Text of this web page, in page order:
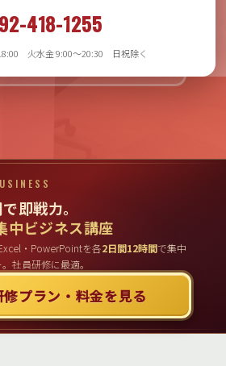
418-1255
火水金 9:00〜20:30 日祝除く
水金 9:00〜20:30
日祝日除く
即戦力。
中ビジネス講座
・PowerPointを各2日間12時間で集中
社員研修に最適。
プラン・料金を見る